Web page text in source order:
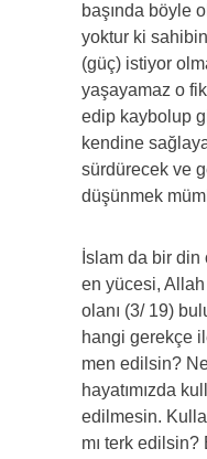
başında böyle
yoktur ki
(güç) istiyor
yaşayamaz o
edip kaybolup
kendine
sürdürecek ve
düşünmek
İslam da bir
en yücesi,
olanı (3/ 19)
hangi gerekçe
men edilsin?
hayatımızda
edilmesin.
mı terk